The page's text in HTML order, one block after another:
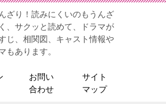
ざり！読みにくいのもうんざ
、サクッと読めて、ドラマが
じ、相関図、キャスト情報や
もあります。
お問い
合わせ
サイト
マップ